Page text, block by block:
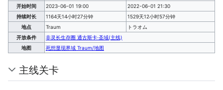
开始时间
2023-06-01 19:00
2022-06-01 21:30
持续时长
1164天14小时27分钟
1529天12小时57分钟
地点
Traum
トラオム
开放条件
非灵长生存圈 通古斯卡·圣域(主线)
地图
死想显现界域 Traum/地图
主线关卡